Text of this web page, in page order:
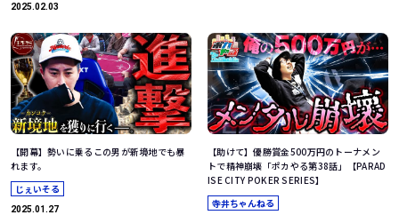
2025.02.03
【開幕】勢いに乗るこの男が新境地でも暴
れます。
じぇいそる
2025.01.27
【助けて】優勝賞金500万円のトーナメン
トで精神崩壊「ポカやる第38話」【PARAD
ISE CITY POKER SERIES】
寺井ちゃんねる